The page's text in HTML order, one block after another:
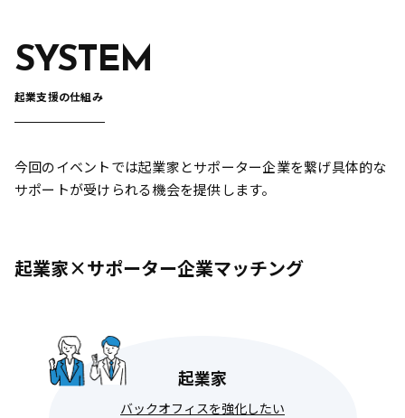
SYSTEM
起業支援の仕組み
今回のイベントでは起業家とサポーター企業を繋げ具体的な
サポートが受けられる機会を提供します。
起業家×サポーター企業マッチング
起業家
バックオフィスを強化したい